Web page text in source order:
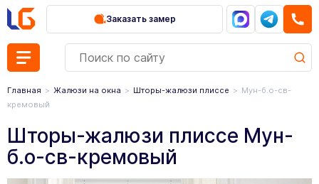
Заказать замер
Главная Жалюзи на окна Шторы-жалюзи плиссе
Мун-б.о-св-
кремовый
Шторы-жалюзи плиссе Мун-
б.о-св-кремовый